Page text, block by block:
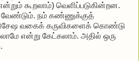
கூறலாம்) வெளிப்படுகின்றன.
வேண்டும். நம் கண்ணுக்குத்
வகைக் கருவிகளைக் கொண்டு
என்று கேட்கலாம். அதில் ஒரு
.